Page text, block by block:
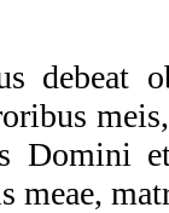
debeat
Domini
meae,